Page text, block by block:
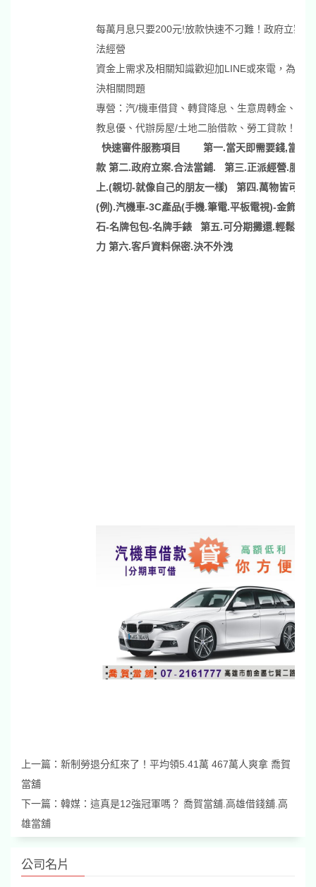
每萬月息只要200元!放款快速不刁難！政府立案合
法經營
資金上需求及相關知識歡迎加LINE或來電，為您解
決相關問題
專營：汽/機車借貸、轉貸降息、生意周轉金、軍公
教息優、代辦房屋/土地二胎借款、勞工貸款！！
快速審件服務項目
第一.當天即需要錢,當天
款 第二.政府立案.合法當鋪. 第三.正派經營.服務
上.(親切-就像自己的朋友一樣) 第四.萬物皆可貸
(例).汽機車-3C產品(手機.筆電.平板電視)-金飾-鑽
石-名牌包包-名牌手錶 第五.可分期攤還.輕鬆無壓
力 第六.客戶資料保密.決不外洩
上一篇： 新制勞退分紅來了！平均領5.41萬 467萬人爽拿 喬賀
當舖
下一篇： 韓媒：這真是12強冠軍嗎？ 喬賀當舖.高雄借錢舖.高
雄當舖
公司名片